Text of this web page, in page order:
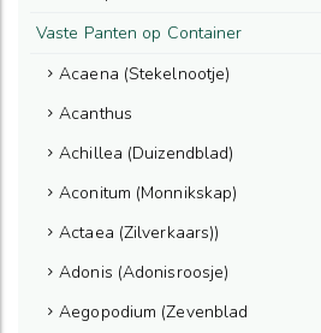
Vaste Panten op Container
Acaena (Stekelnootje)
Acanthus
Achillea (Duizendblad)
Aconitum (Monnikskap)
Actaea (Zilverkaars))
Adonis (Adonisroosje)
Aegopodium (Zevenblad